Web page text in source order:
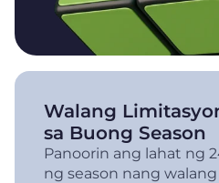
Walang
sa Buong Season
Panoorin ang lahat ng
ng season nang